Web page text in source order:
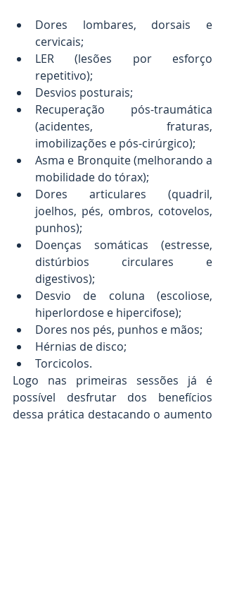
Dores lombares, dorsais e
cervicais;
LER (lesões por esforço
repetitivo);
Desvios posturais;
Recuperação pós-traumática
(acidentes, fraturas,
imobilizações e pós-cirúrgico);
Asma e Bronquite (melhorando a
mobilidade do tórax);
Dores articulares (quadril,
joelhos, pés, ombros, cotovelos,
punhos);
Doenças somáticas (estresse,
distúrbios circulares e
digestivos);
Desvio de coluna (escoliose,
hiperlordose e hipercifose);
Dores nos pés, punhos e mãos;
Hérnias de disco;
Torcicolos.
Logo nas primeiras sessões já é
possível desfrutar dos benefícios
dessa prática destacando o aumento